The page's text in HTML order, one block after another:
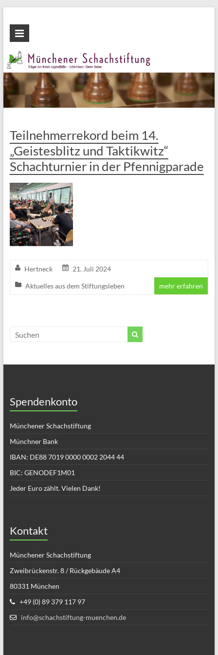
Inhalt
wechseln
Münchener
Schachstiftung
Fördern
durch
Schach
Teilnehmerrekord beim 14.
„Geistesblitz und Taktikwitz“
Schachturnier in der Pfennigparade
Hertneck 21. Juli 2024
Aktuelles aus dem Stiftungsleben mehr erfahren
Spendenkonto
Münchener Schachstiftung
Münchner Bank
IBAN: DE88 7019 0000 0002 2044 44
BIC: GENODEF1M01
Jeder Euro zählt. Vielen Dank!
Kontakt
Münchener Schachstiftung
Zweibrückenstr. 8 / Rückgebäude A4
80331 München
+49 (0) 89 379 117 97
info@schachstiftung-muenchen.de